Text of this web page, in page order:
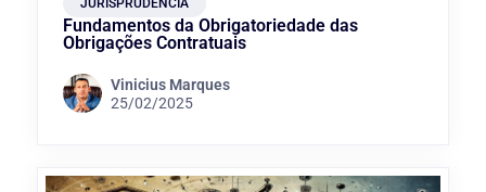
JURISPRUDÊNCIA
Fundamentos da Obrigatoriedade das
Obrigações Contratuais
Vinicius Marques
25/02/2025